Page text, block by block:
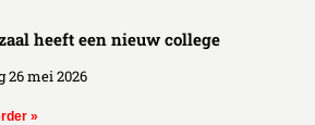
heeft een nieuw college
26 mei 2026
»